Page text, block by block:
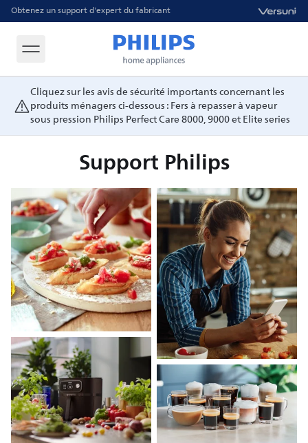
Obtenez un support d'expert du fabricant
Cliquez sur les avis de sécurité importants concernant les
produits ménagers ci-dessous : Fers à repasser à vapeur
sous pression Philips Perfect Care 8000, 9000 et Elite series
Support Philips